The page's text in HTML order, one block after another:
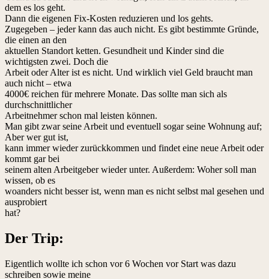
dem es los geht.
Dann die eigenen Fix-Kosten reduzieren und los gehts.
Zugegeben – jeder kann das auch nicht. Es gibt bestimmte Gründe,
die einen an den
aktuellen Standort ketten. Gesundheit und Kinder sind die
wichtigsten zwei. Doch die
Arbeit oder Alter ist es nicht. Und wirklich viel Geld braucht man
auch nicht – etwa
4000€ reichen für mehrere Monate. Das sollte man sich als
durchschnittlicher
Arbeitnehmer schon mal leisten können.
Man gibt zwar seine Arbeit und eventuell sogar seine Wohnung auf;
Aber wer gut ist,
kann immer wieder zurückkommen und findet eine neue Arbeit oder
kommt gar bei
seinem alten Arbeitgeber wieder unter. Außerdem: Woher soll man
wissen, ob es
woanders nicht besser ist, wenn man es nicht selbst mal gesehen und
ausprobiert
hat?
Der Trip:
Eigentlich wollte ich schon vor 6 Wochen vor Start was dazu
schreiben sowie meine